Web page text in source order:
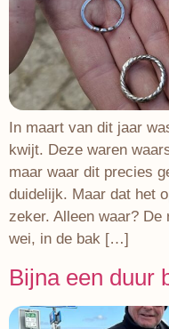
In maart van dit jaar
kwijt. Deze waren
maar waar dit precies
duidelijk. Maar dat het
zeker. Alleen waar?
wei, in de bak […]
Bijna een duur